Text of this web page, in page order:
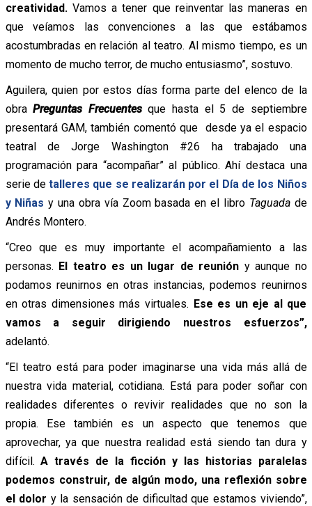
creatividad. Vamos a tener que reinventar las maneras en
que veíamos las convenciones a las que estábamos
acostumbradas en relación al teatro. Al mismo tiempo, es un
momento de mucho terror, de mucho entusiasmo”, sostuvo.
Aguilera, quien por estos días forma parte del elenco de la
obraPreguntas Frecuentes que hasta el 5 de septiembre
presentará GAM, también comentó que desde ya el espacio
teatral de Jorge Washington #26 ha trabajado una
programación para “acompañar” al público. Ahí destaca una
serie detalleres que se realizarán por el Día de los Niños
y Niñas y una obra vía Zoom basada en el libro Taguadade
Andrés Montero.
“Creo que es muy importante el acompañamiento a las
personas. El teatro es un lugar de reunión y aunque no
podamos reunirnos en otras instancias, podemos reunirnos
en otras dimensiones más virtuales. Ese es un eje al que
vamos a seguir dirigiendo nuestros esfuerzos”,
adelantó.
“El teatro está para poder imaginarse una vida más allá de
nuestra vida material, cotidiana. Está para poder soñar con
realidades diferentes o revivir realidades que no son la
propia. Ese también es un aspecto que tenemos que
aprovechar, ya que nuestra realidad está siendo tan dura y
difícil.A través de la ficción y las historias paralelas
podemos construir, de algún modo, una reflexión sobre
el dolor y la sensación de dificultad que estamos viviendo”,